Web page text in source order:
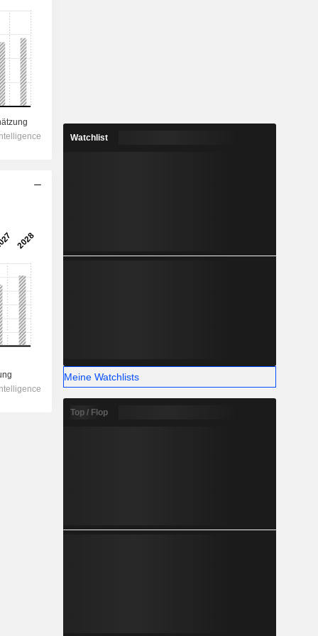
Watchlist
Meine Watchlists
Top / Flop